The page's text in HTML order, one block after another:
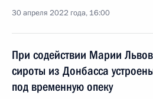
30 апреля 2022 года, 16:00
При содействии Марии
сироты из Донбасса
под временную опеку